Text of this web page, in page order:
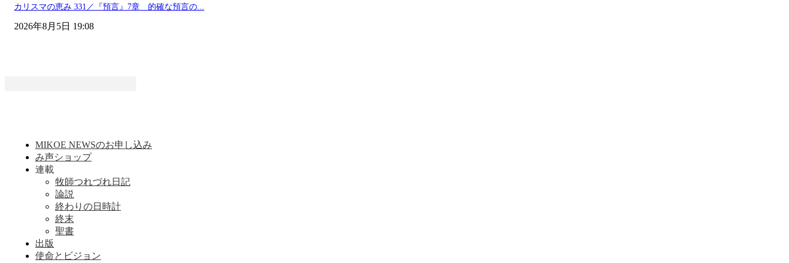
カリスマの恵み 331／『預言』7章 的確な預言の...
2026年8月5日 19:08
MIKOE NEWSのお申し込み
み声ショップ
連載
牧師つれづれ日記
論説
終わりの日時計
終末
聖書
出版
使命とビジョン